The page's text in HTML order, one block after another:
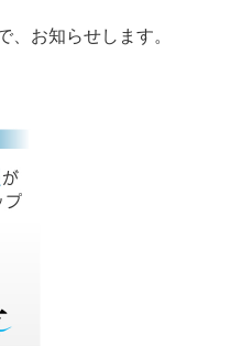
、お知らせします。